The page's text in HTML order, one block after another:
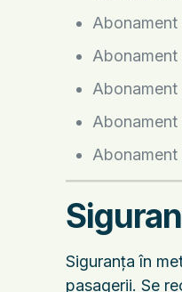
Abonament
Abonament
Abonament
Siguranța în
pasagerii. Se